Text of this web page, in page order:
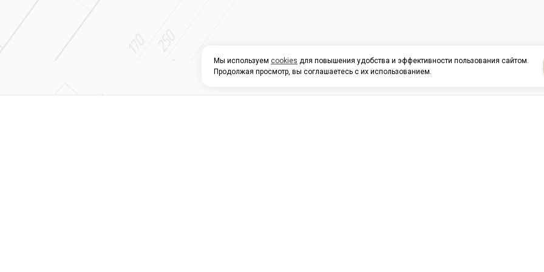
Мы используем cookies для повышения удобства и эффективности пользования сайтом.
Продолжая просмотр, вы соглашаетесь с их использованием.